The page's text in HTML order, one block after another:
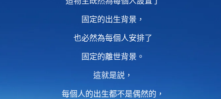
固定的出生背景，
也必然為每個人安排了
固定的離世背景。
這就是説，
每個人的出生都不是偶然的，